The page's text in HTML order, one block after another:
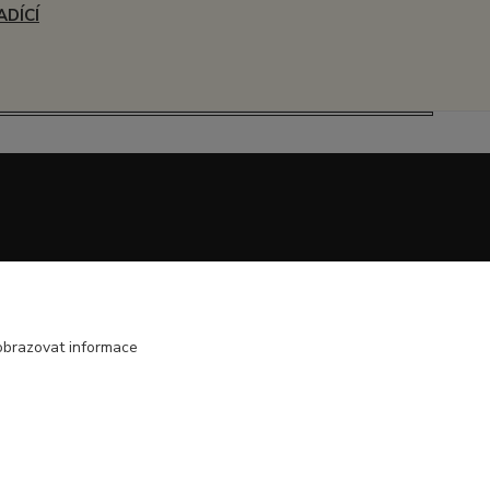
informace